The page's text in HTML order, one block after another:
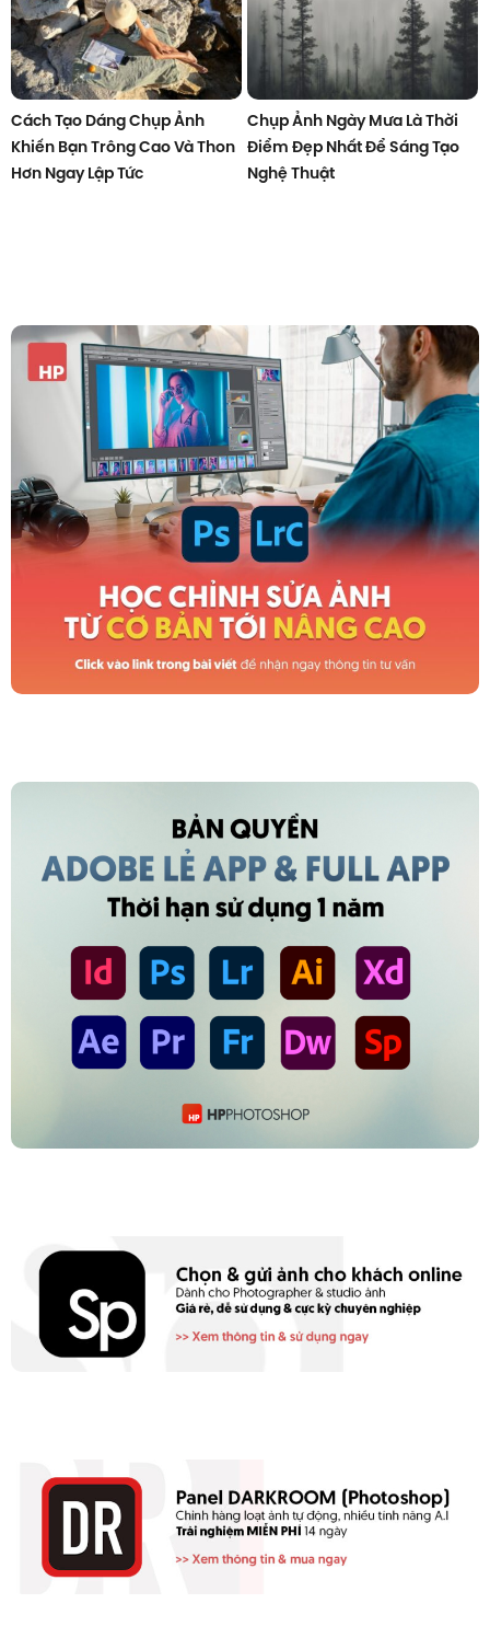
Cách Tạo Dáng Chụp Ảnh
Khiến Bạn Trông Cao Và Thon
Hơn Ngay Lập Tức
Chụp Ảnh Ngày Mưa Là Thời
Điểm Đẹp Nhất Để Sáng Tạo
Nghệ Thuật